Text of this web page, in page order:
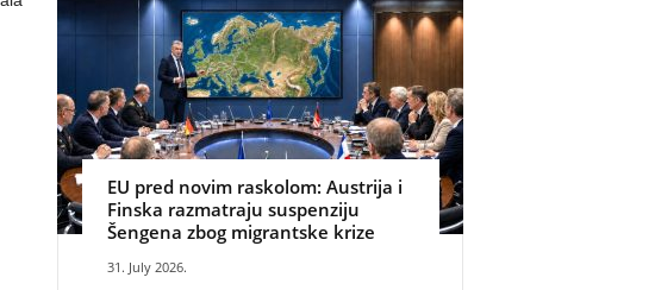
EU pred novim raskolom: Austrija i
Finska razmatraju suspenziju
Šengena zbog migrantske krize
31. July 2026.